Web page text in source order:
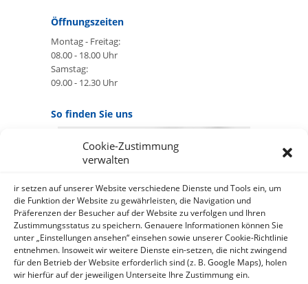
Cookie-Zustimmung
verwalten
ir setzen auf unserer Website verschiedene Dienste und Tools ein, um
die Funktion der Website zu gewährleisten, die Navigation und
Präferenzen der Besucher auf der Website zu verfolgen und Ihren
Zustimmungsstatus zu speichern. Genauere Informationen können Sie
unter „Einstellungen ansehen“ einsehen sowie unserer Cookie-Richtlinie
entnehmen. Insoweit wir weitere Dienste ein-setzen, die nicht zwingend
für den Betrieb der Website erforderlich sind (z. B. Google Maps), holen
wir hierfür auf der jeweiligen Unterseite Ihre Zustimmung ein.
Öffnungszeiten
Montag - Freitag:
08.00 - 18.00 Uhr
Samstag:
09.00 - 12.30 Uhr
So finden Sie uns
GOOGLE MAPS:
AKZEPTIEREN
Anbieter: Google Ireland Limited
Bei der Nutzung dieses Dienstes
werden Daten an Google
über¬mittelt, außer¬dem ist es
wahr-scheinlich dass Google Daten
(z.B. Cookies) auf Ihrem Gerät